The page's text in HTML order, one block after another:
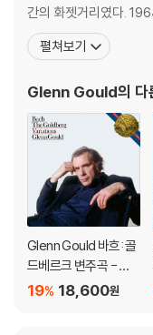
간의 화젯거리였다.
의 은퇴를 선언했으며,
작에 전념했다. 재치 있
매체에 다양한 음악적
펼쳐보기
Glenn Gould의 다
Glenn Gould 바흐: 골
드베르크 변주곡 - 글
렌 굴드 (Bach: Goldb
18,600원
19%